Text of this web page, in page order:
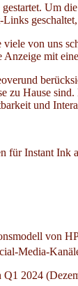
Um
von uns
mit
zu Hause
und
für Instant
von
Media-
2024